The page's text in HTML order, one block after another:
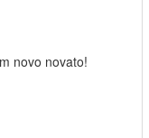
novo novato!